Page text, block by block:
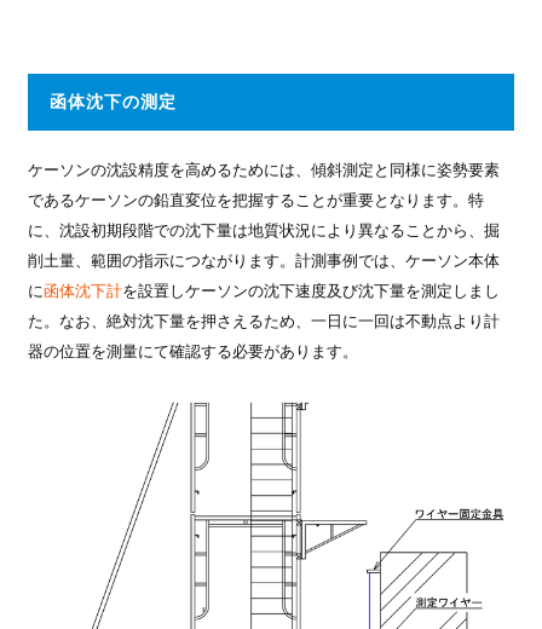
函体沈下の測定
ケーソンの沈設精度を高めるためには、傾斜測定と同様に姿勢要素
であるケーソンの鉛直変位を把握することが重要となります。特
に、沈設初期段階での沈下量は地質状況により異なることから、掘
削土量、範囲の指示につながります。計測事例では、ケーソン本体
に函体沈下計を設置しケーソンの沈下速度及び沈下量を測定しまし
た。なお、絶対沈下量を押さえるため、一日に一回は不動点より計
器の位置を測量にて確認する必要があります。